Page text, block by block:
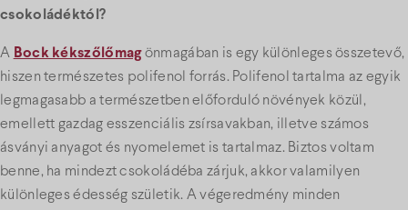
csokoládéktól?
A Bock kékszőlőmagönmagában is egy különleges összetevő,
hiszen természetes polifenol forrás. Polifenol tartalma az egyik
legmagasabb a természetben előforduló növények közül,
emellett gazdag esszenciális zsírsavakban, illetve számos
ásványi anyagot és nyomelemet is tartalmaz. Biztos voltam
benne, ha mindezt csokoládéba zárjuk, akkor valamilyen
különleges édesség születik. A végeredmény minden